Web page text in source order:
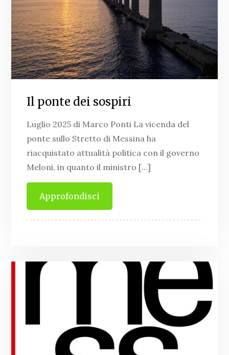
Il ponte dei sospiri
Luglio 2025 di Marco Ponti La vicenda del
ponte sullo Stretto di Messina ha
riacquistato attualità politica con il governo
Meloni, in quanto il ministro […]
Approfondisci